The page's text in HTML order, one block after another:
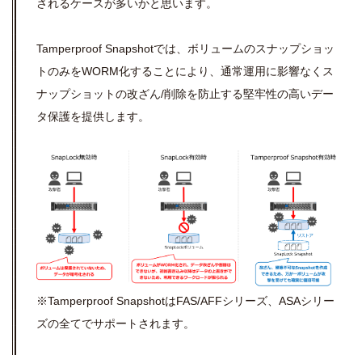
されるケースが多いかと思います。
Tamperproof Snapshotでは、ボリュームのスナップショッ
トのみをWORM化することにより、通常運用に影響なくス
ナップショットの改ざん/削除を防止する堅牢性の高いデー
タ保護を提供します。
※Tamperproof SnapshotはFAS/AFFシリーズ、ASAシリー
ズの全てでサポートされます。